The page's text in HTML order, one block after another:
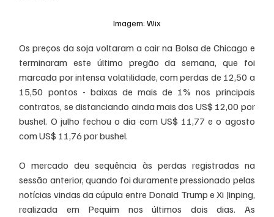
Imagem: Wix
Os preços da soja voltaram a cair na Bolsa de Chicago e
terminaram este último pregão da semana, que foi
marcada por intensa volatilidade, com perdas de 12,50 a
15,50 pontos - baixas de mais de 1% nos principais
contratos, se distanciando ainda mais dos US$ 12,00 por
bushel. O julho fechou o dia com US$ 11,77 e o agosto
com US$ 11,76 por bushel.
O mercado deu sequência às perdas registradas na
sessão anterior, quando foi duramente pressionado pelas
notícias vindas da cúpula entre Donald Trump e Xi Jinping,
realizada em Pequim nos últimos dois dias. As